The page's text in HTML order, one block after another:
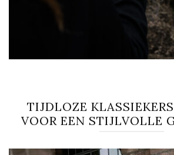
TIJDLOZE
VOOR EEN STIJLVOLLE